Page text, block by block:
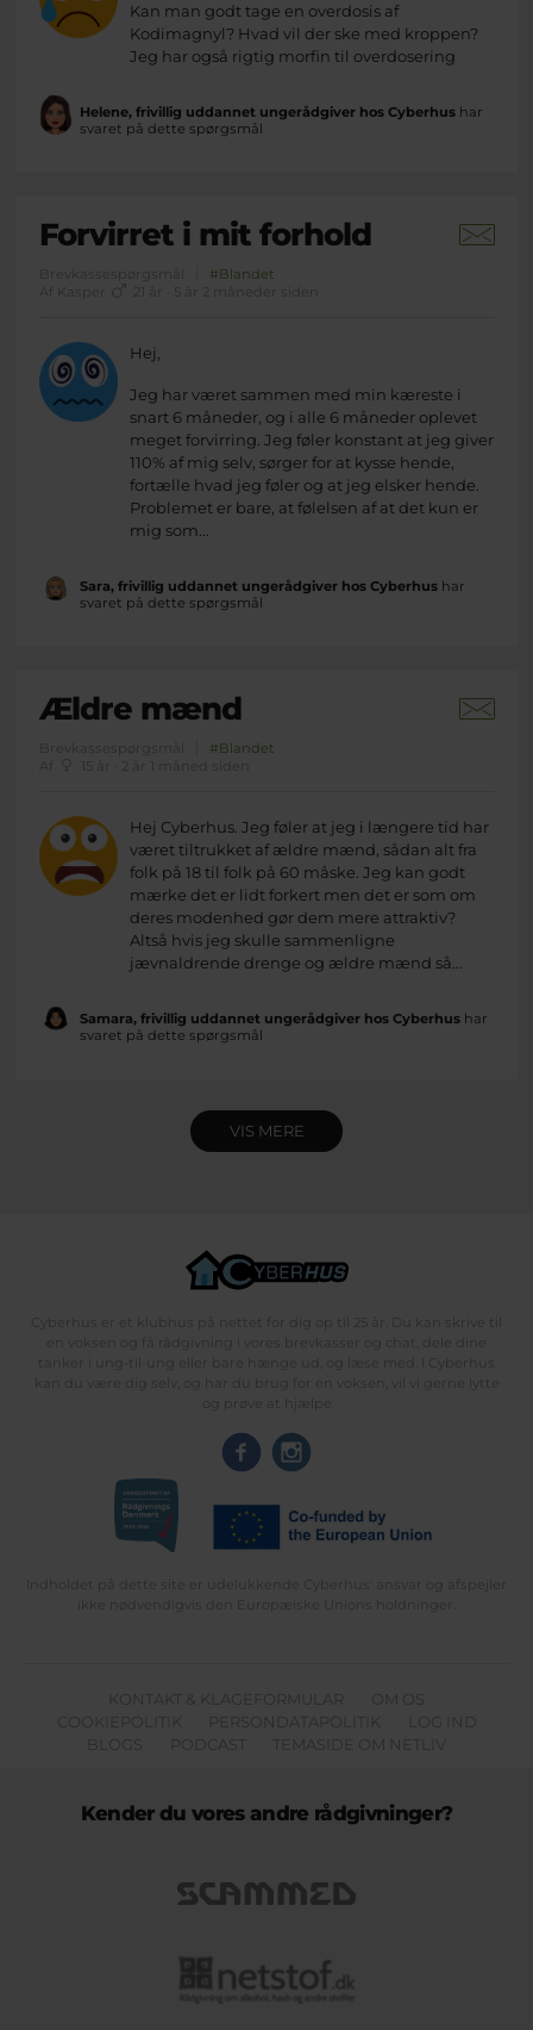
Kan man godt tage en overdosis af
Kodimagnyl? Hvad vil der ske med kroppen?
Jeg har også rigtig morfin til overdosering
Helene, frivillig uddannet ungerådgiver hos Cyberhushar
svaret på dette spørgsmål
Forvirret i mit forhold
Brevkassespørgsmål
#Blandet
Af Kasper
21 år · 5 år 2 måneder siden
Hej,
Jeg har været sammen med min kæreste i
snart 6 måneder, og i alle 6 måneder oplevet
meget forvirring. Jeg føler konstant at jeg giver
110% af mig selv, sørger for at kysse hende,
fortælle hvad jeg føler og at jeg elsker hende.
Problemet er bare, at følelsen af at det kun er
mig som...
Sara, frivillig uddannet ungerådgiver hos Cyberhushar
svaret på dette spørgsmål
Ældre mænd
Brevkassespørgsmål
#Blandet
Af
15 år · 2 år 1 måned siden
Hej Cyberhus. Jeg føler at jeg i længere tid har
været tiltrukket af ældre mænd, sådan alt fra
folk på 18 til folk på 60 måske. Jeg kan godt
mærke det er lidt forkert men det er som om
deres modenhed gør dem mere attraktiv?
Altså hvis jeg skulle sammenligne
jævnaldrende drenge og ældre mænd så...
Samara, frivillig uddannet ungerådgiver hos Cyberhushar
svaret på dette spørgsmål
VIS MERE
Cyberhus er et klubhus på nettet for dig op til 25 år. Du kan skrive til
en voksen og få rådgivning i vores brevkasser og chat, dele dine
tanker i ung-til-ung eller bare hænge ud, og læse med. I Cyberhus
kan du være dig selv, og har du brug for en voksen, vil vi gerne lytte
og prøve at hjælpe
Indholdet på dette site er udelukkende Cyberhus' ansvar og afspejler
ikke nødvendigvis den Europæiske Unions holdninger.
KONTAKT & KLAGEFORMULAR
OM OS
COOKIEPOLITIK
PERSONDATAPOLITIK
LOG IND
BLOGS
PODCAST TEMASIDE OM NETLIV
Kender du vores andre rådgivninger?